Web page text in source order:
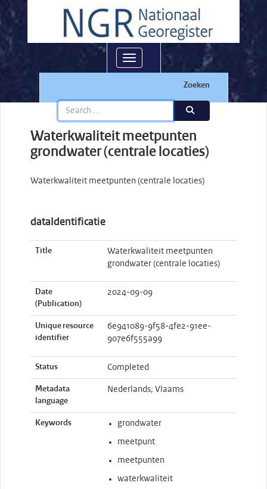
Toggle navigation
Zoeken
Waterkwaliteit meetpunten
grondwater (centrale locaties)
Waterkwaliteit meetpunten (centrale locaties)
dataIdentificatie
Title
Waterkwaliteit meetpunten
grondwater (centrale locaties)
Date
(Publication)
2024-09-09
Unique resource
identifier
6e941089-9f58-4fe2-91ee-
907e6f555a99
Status Completed
Metadata
language
Nederlands; Vlaams
Keywords grondwater
meetpunt
meetpunten
waterkwaliteit